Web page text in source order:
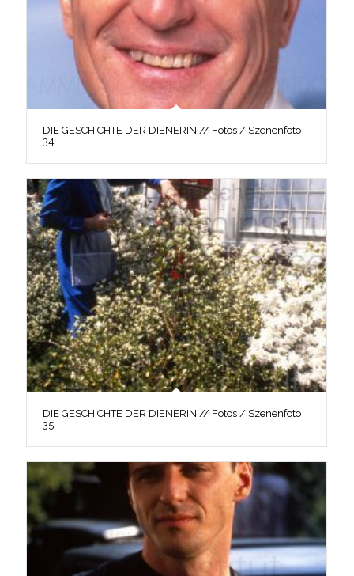
DIE GESCHICHTE DER DIENERIN // Fotos / Szenenfoto
34
DIE GESCHICHTE DER DIENERIN // Fotos / Szenenfoto
35